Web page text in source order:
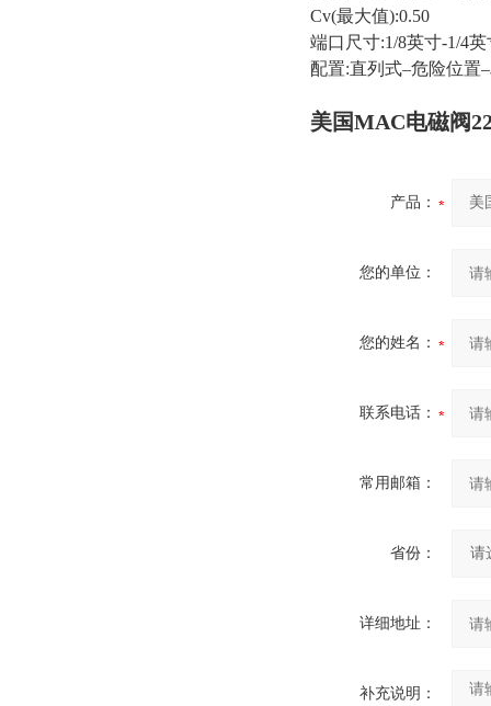
Cv(最大值):0.50
端口尺寸:1/8英寸-1/4英
配置:直列式–危险位置
美国MAC电磁阀
产品：
您的单位：
您的姓名：
联系电话：
常用邮箱：
省份：
详细地址：
补充说明：